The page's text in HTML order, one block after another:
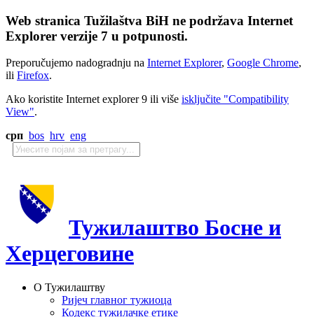
Web stranica Tužilaštva BiH ne podržava Internet
Explorer verzije 7 u potpunosti.
Preporučujemo nadogradnju na Internet Explorer, Google Chrome,
ili Firefox.
Ako koristite Internet explorer 9 ili više isključite "Compatibility
View".
срп bos hrv eng
Тужилаштво Босне и
Херцеговине
О Тужилаштву
Ријеч главног тужиоца
Кодекс тужилачке етике